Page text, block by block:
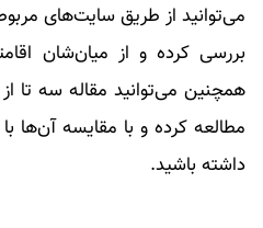
می‌توانید از طریق سایت‌های
بررسی کرده و از میان‌شان
همچنین می‌توانید مقاله سه تا
مطالعه کرده و با مقایسه آن‌ها
داشته باشید.